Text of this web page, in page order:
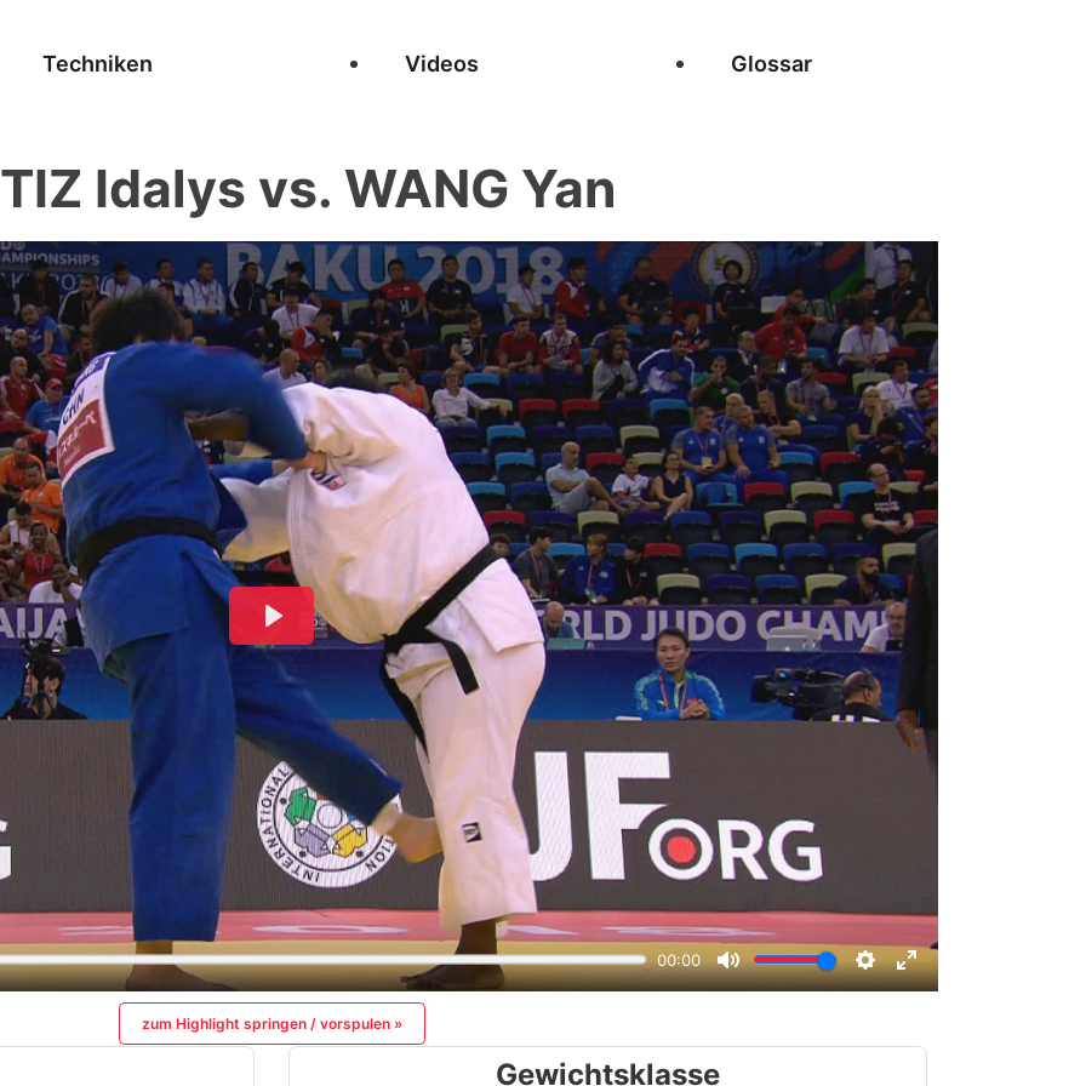
Techniken Videos Glossar
Idalys vs. WANG Yan
zum Highlight springen / vorspulen »
Gewichtsklasse